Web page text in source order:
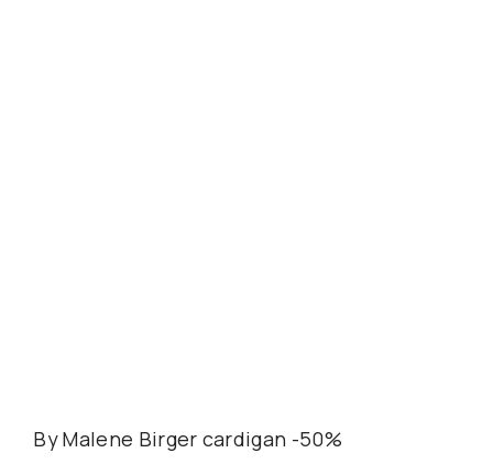
By Malene Birger cardigan -50%